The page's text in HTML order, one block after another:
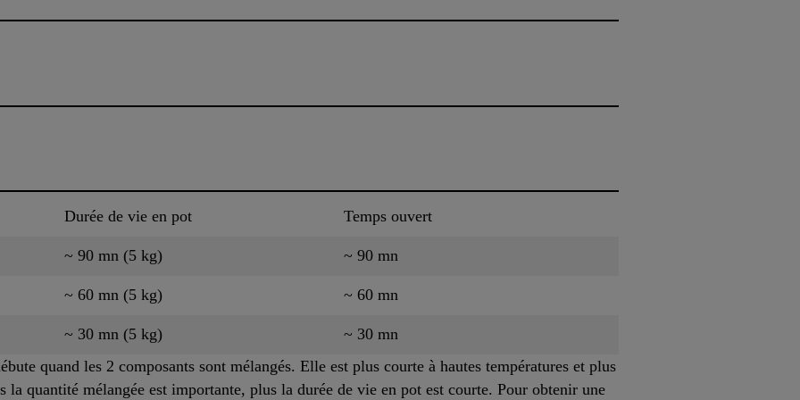
Durée de vie en pot Temps ouvert
~ 90 mn (5 kg) ~ 90 mn
~ 60 mn (5 kg) ~ 60 mn
~ 30 mn (5 kg)
~ 30 mn
quand les 2 composants sont mélangés. Elle est plus courte à hautes températures et plus
la quantité mélangée est importante, plus la durée de vie en pot est courte. Pour obtenir une